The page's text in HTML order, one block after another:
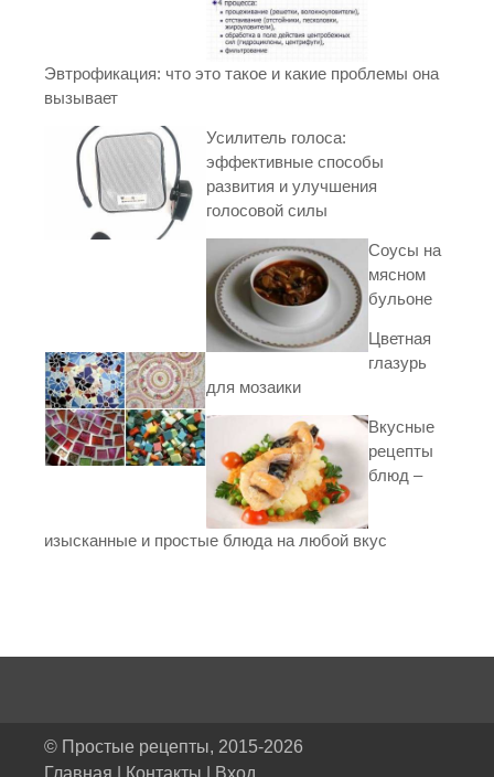
Эвтрофикация: что это такое и какие проблемы она
вызывает
Усилитель голоса:
эффективные способы
развития и улучшения
голосовой силы
Соусы на
мясном
бульоне
Цветная
глазурь
для мозаики
Вкусные
рецепты
блюд –
изысканные и простые блюда на любой вкус
© Простые рецепты, 2015-2026
Главная
Контакты Вход